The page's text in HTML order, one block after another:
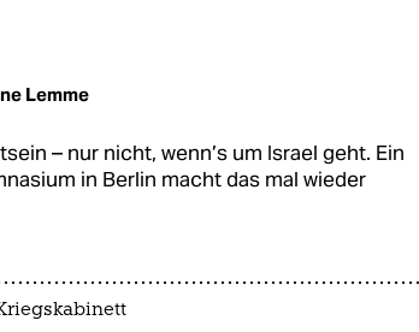
Lemme
– nur nicht, wenn’s um Israel geht. Ein
in Berlin macht das mal wieder